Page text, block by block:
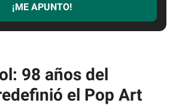
¡ME APUNTO!
98 años del
el Pop Art